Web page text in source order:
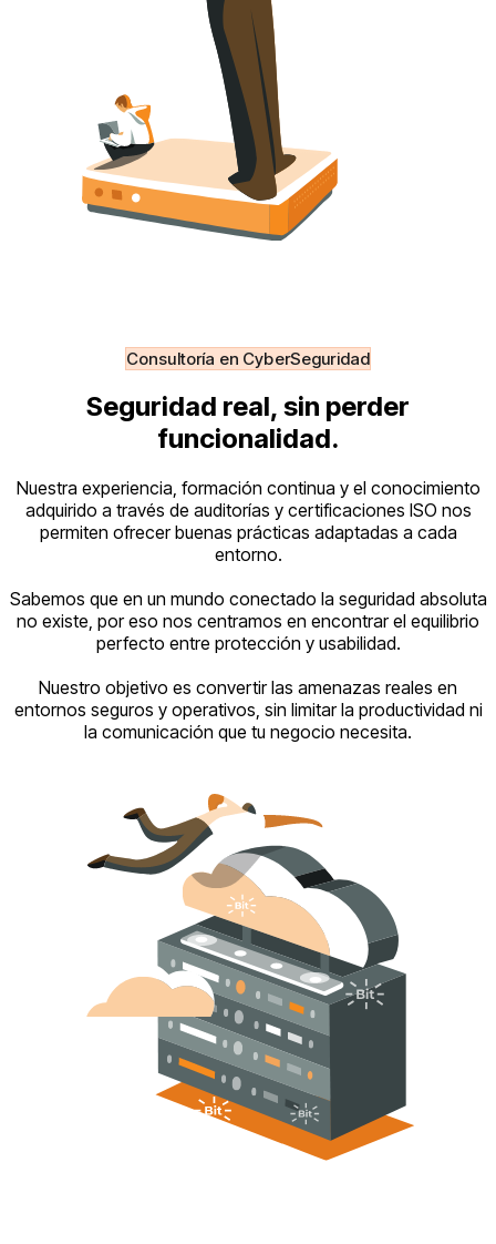
Consultoría en CyberSeguridad
Seguridad real, sin perder
funcionalidad.
Nuestra experiencia, formación continua y el conocimiento
adquirido a través de auditorías y certificaciones ISO nos
permiten ofrecer buenas prácticas adaptadas a cada
entorno.
Sabemos que en un mundo conectado la seguridad absoluta
no existe, por eso nos centramos en encontrar el equilibrio
perfecto entre protección y usabilidad.
Nuestro objetivo es convertir las amenazas reales en
entornos seguros y operativos, sin limitar la productividad ni
la comunicación que tu negocio necesita.